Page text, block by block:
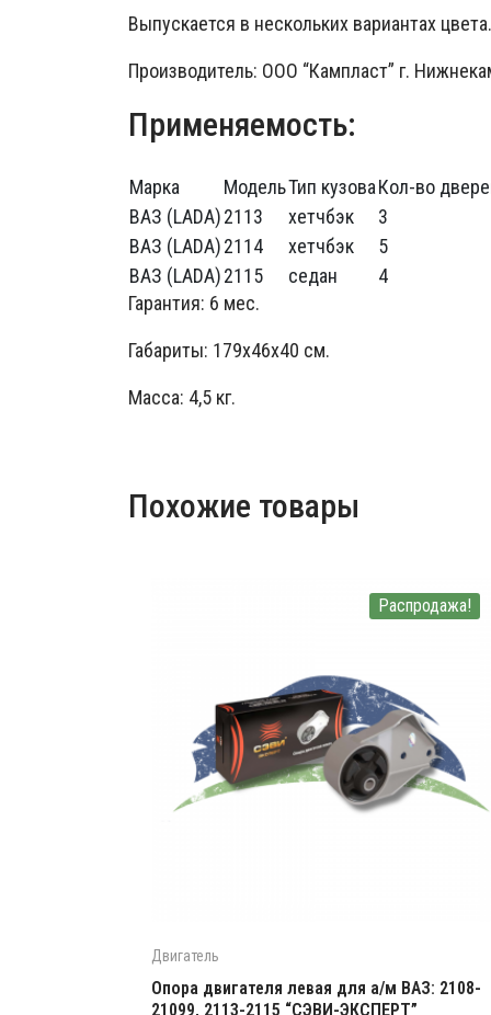
Выпускается в нескольких вариантах
Производитель: ООО “Кампласт” г.
Применяемость:
Марка МодельТип кузоваКол-во
ВАЗ (LADA)2113 хетчбэк 3
ВАЗ (LADA)2114 хетчбэк 5
ВАЗ (LADA)2115 седан 4
Гарантия: 6 мес.
Габариты: 179x46x40 см.
Масса: 4,5 кг.
Похожие товары
Распродажа!
Двигатель
Опора двигателя левая для а/м ВАЗ: 2108-
21099, 2113-2115 “СЭВИ-ЭКСПЕРТ”